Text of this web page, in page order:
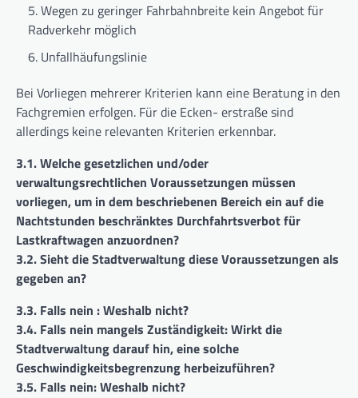
Wegen zu geringer Fahrbahnbreite kein Angebot für
Radverkehr möglich
Unfallhäufungslinie
Bei Vorliegen mehrerer Kriterien kann eine Beratung in den
Fachgremien erfolgen. Für die Ecken- erstraße sind
allerdings keine relevanten Kriterien erkennbar.
3.1. Welche gesetzlichen und/oder
verwaltungsrechtlichen Voraussetzungen müssen
vorliegen, um in dem beschriebenen Bereich ein auf die
Nachtstunden beschränktes Durchfahrtsverbot für
Lastkraftwagen anzuordnen?
3.2. Sieht die Stadtverwaltung diese Voraussetzungen als
gegeben an?
3.3. Falls nein : Weshalb nicht?
3.4. Falls nein mangels Zuständigkeit: Wirkt die
Stadtverwaltung darauf hin, eine solche
Geschwindigkeitsbegrenzung herbeizuführen?
3.5. Falls nein: Weshalb nicht?